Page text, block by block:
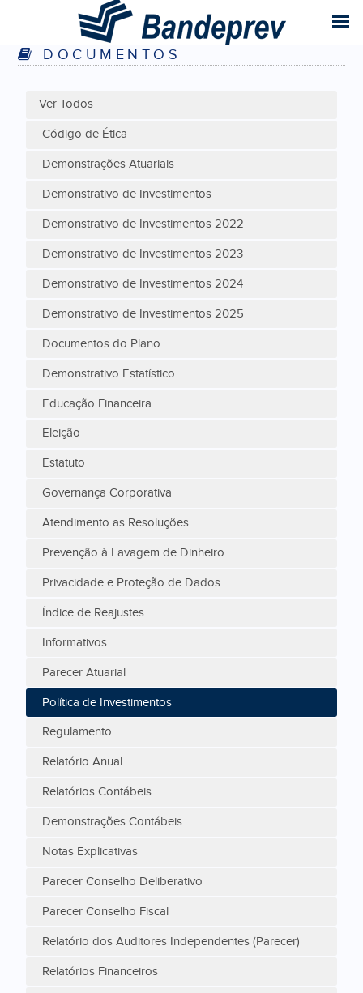
DOCUMENTOS
Ver Todos
Código de Ética
Demonstrações Atuariais
Demonstrativo de Investimentos
Demonstrativo de Investimentos 2022
Demonstrativo de Investimentos 2023
Demonstrativo de Investimentos 2024
Demonstrativo de Investimentos 2025
Documentos do Plano
Demonstrativo Estatístico
Educação Financeira
Eleição
Estatuto
Governança Corporativa
Atendimento as Resoluções
Prevenção à Lavagem de Dinheiro
Privacidade e Proteção de Dados
Índice de Reajustes
Informativos
Parecer Atuarial
Política de Investimentos
Regulamento
Relatório Anual
Relatórios Contábeis
Demonstrações Contábeis
Notas Explicativas
Parecer Conselho Deliberativo
Parecer Conselho Fiscal
Relatório dos Auditores Independentes (Parecer)
Relatórios Financeiros